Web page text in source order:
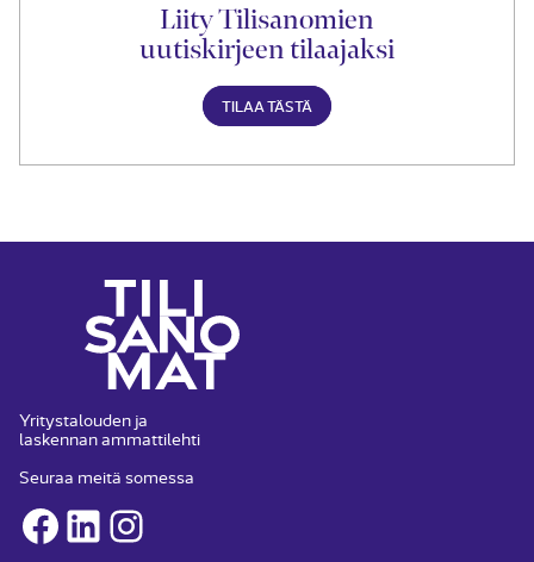
Liity Tilisanomien
uutiskirjeen tilaajaksi
TILAA TÄSTÄ
Yritystalouden ja
laskennan ammattilehti
Seuraa meitä somessa
Facebook
LinkedInInstagram